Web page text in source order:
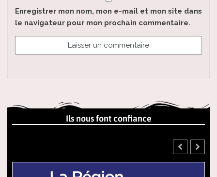
Enregistrer mon nom, mon e-mail et mon site dans
le navigateur pour mon prochain commentaire.
Ils nous font confiance